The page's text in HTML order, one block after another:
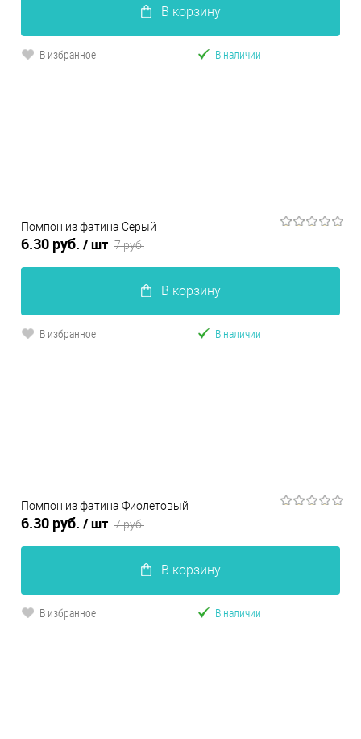
В корзину
В избранное В наличии
Помпон из фатина Серый
6.30 руб. / шт 7 руб.
В корзину
В избранное В наличии
Помпон из фатина Фиолетовый
6.30 руб. / шт 7 руб.
В корзину
В избранное В наличии